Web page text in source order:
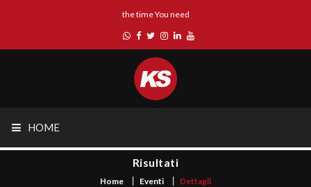
the time You need
HOME
Risultati
Home Eventi Dettagli